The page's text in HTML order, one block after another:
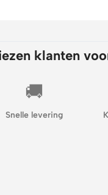
klanten
🚚
Snelle levering